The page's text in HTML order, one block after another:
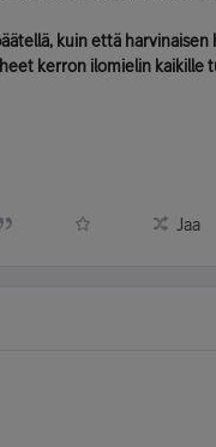
kuin että
kerron ilomielin kaikille
Jaa